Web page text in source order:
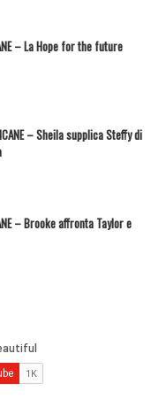
– La Hope for the future
– Sheila supplica Steffy di
– Brooke affronta Taylor e